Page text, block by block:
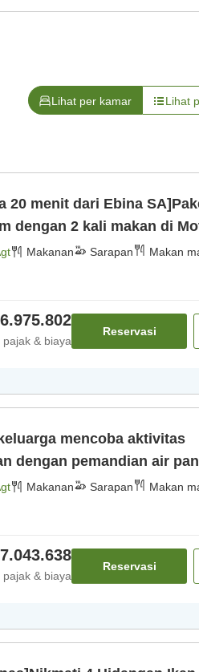
Lihat per kamar Lihat
20 menit dari Ebina
dengan 2 kali makan di
Makanan Sarapan Makan
pajak & biaya
Reservasi
mencoba aktivitas
dengan pemandian air
[Makan malam] [Sarapan]
Makanan Sarapan Makan
pajak & biaya
Reservasi